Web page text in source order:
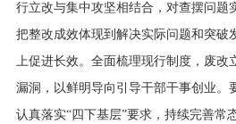
行立改与集中攻坚相结合，对查摆问题
把整改成效体现到解决实际问题和突破
上促进长效。全面梳理现行制度，废改
漏洞，以鲜明导向引导干部干事创业。
认真落实“四下基层”要求，持续完善常